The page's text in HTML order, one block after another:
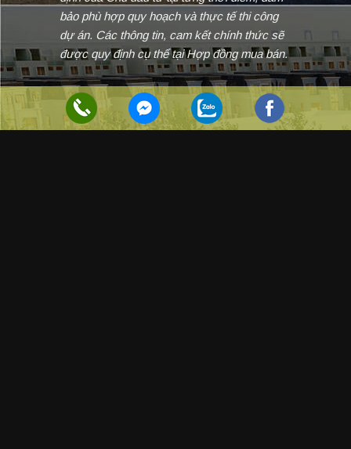
bảo phù hợp quy hoạch và thực tế thi công
dự án. Các thông tin, cam kết chính thức sẽ
được quy định cụ thể tại Hợp đồng mua bán.